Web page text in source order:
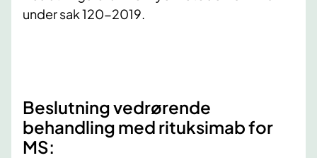
under sak 120-2019.
Beslutning vedrørende
behandling med rituksimab for
MS: